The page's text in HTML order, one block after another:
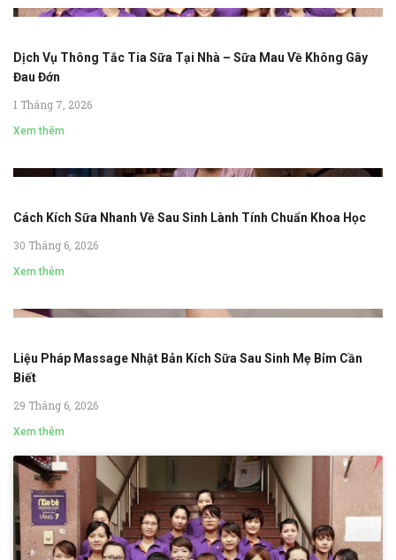
Dịch Vụ Thông Tắc Tia Sữa Tại Nhà – Sữa Mau Về Không Gây
Đau Đớn
1 Tháng 7, 2026
Xem thêm
Cách Kích Sữa Nhanh Về Sau Sinh Lành Tính Chuẩn Khoa Học
30 Tháng 6, 2026
Xem thêm
Liệu Pháp Massage Nhật Bản Kích Sữa Sau Sinh Mẹ Bỉm Cần
Biết
29 Tháng 6, 2026
Xem thêm